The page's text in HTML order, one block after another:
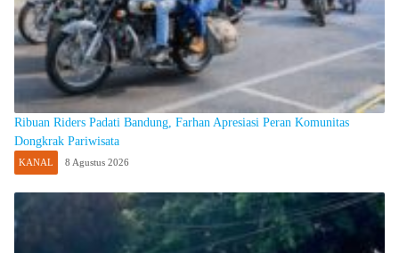
Ribuan Riders Padati Bandung, Farhan Apresiasi Peran Komunitas
Dongkrak Pariwisata
KANAL 8 Agustus 2026